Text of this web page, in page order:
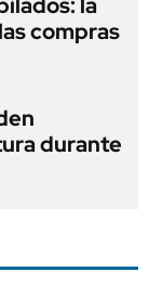
la
compras
durante